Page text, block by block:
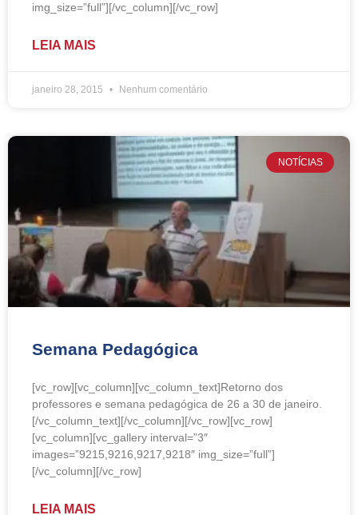
img_size=”full”][/vc_column][/vc_row]
LEIA MAIS
janeiro 28, 2015 Nenhum comentário
NOTÍCIAS
Semana Pedagógica
[vc_row][vc_column][vc_column_text]Retorno dos
professores e semana pedagógica de 26 a 30 de janeiro.
[/vc_column_text][/vc_column][/vc_row][vc_row]
[vc_column][vc_gallery interval=”3″
images=”9215,9216,9217,9218″ img_size=”full”]
[/vc_column][/vc_row]
LEIA MAIS